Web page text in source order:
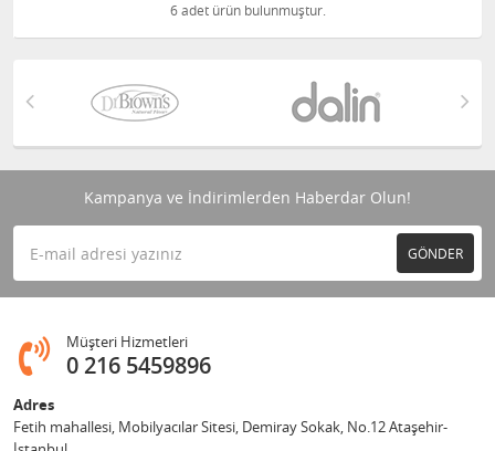
6 adet ürün bulunmuştur.
Kampanya ve İndirimlerden Haberdar Olun!
GÖNDER
Müşteri Hizmetleri
0 216 5459896
Adres
Fetih mahallesi, Mobilyacılar Sitesi, Demiray Sokak, No.12 Ataşehir-